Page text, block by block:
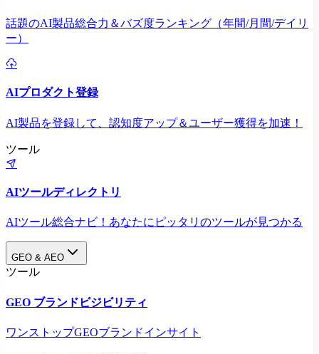
話題のAI製品総合力＆バズ度ランキング（年間/月間/デイリ
ー）
AIプロダクト登録
AI製品を登録して、認知度アップ＆ユーザー獲得を加速！
ツール
AIツールディレクトリ
AIツール総合ナビ！あなたにピッタリのツールが見つかる
GEO & AEO
ツール
GEO ブランドビジビリティ
ワンストップGEOブランドインサイト